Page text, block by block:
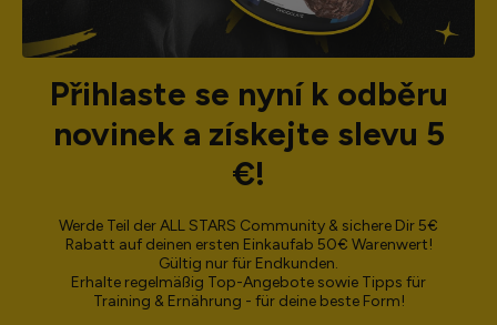
Přihlaste se nyní k odběru
novinek a získejte slevu 5
€!
Werde Teil der ALL STARS Community & sichere Dir 5€
Rabatt auf deinen ersten Einkaufab 50€ Warenwert!
Gültig nur für Endkunden.
Erhalte regelmäßig Top-Angebote sowie Tipps für
Training & Ernährung - für deine beste Form!